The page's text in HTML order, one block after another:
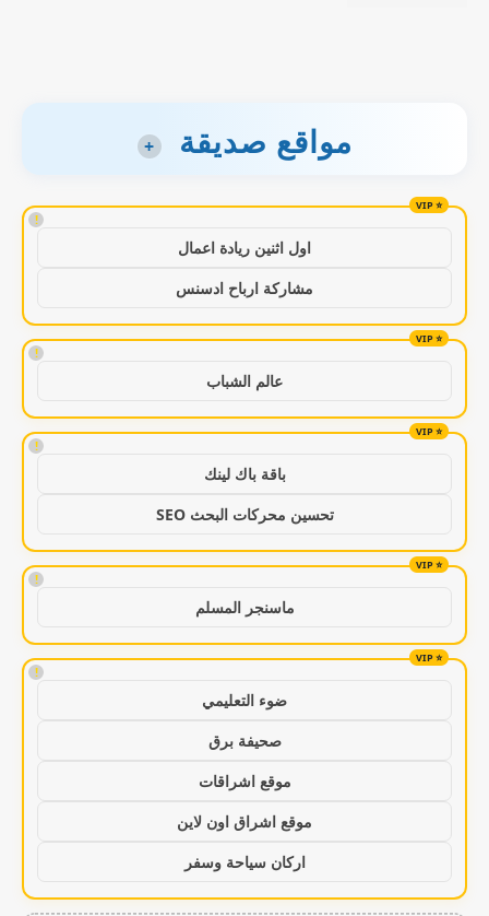
مواقع صديقة +
!
اول اثنين ريادة اعمال
مشاركة ارباح ادسنس
!
عالم الشباب
!
باقة باك لينك
تحسين محركات البحث SEO
!
ماسنجر المسلم
!
ضوء التعليمي
صحيفة برق
موقع اشراقات
موقع اشراق اون لاين
اركان سياحة وسفر